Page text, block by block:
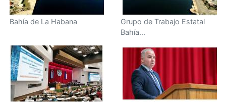
Bahía de La Habana
Grupo de Trabajo Estatal
Bahía...